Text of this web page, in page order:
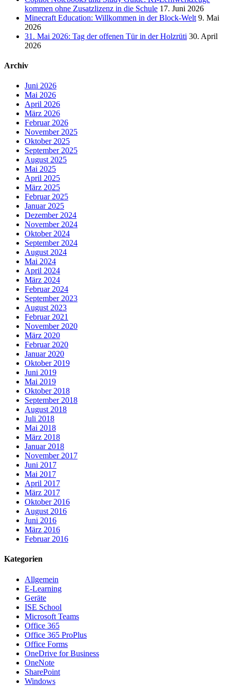
kommen ohne Zusatzlizenz in die Schule 17. Juni 2026
Minecraft Education: Willkommen in der Block-Welt 9. Mai
2026
31. Mai 2026: Tag der offenen Tür in der Holzrüti 30. April
2026
Archiv
Juni 2026
Mai 2026
April 2026
März 2026
Februar 2026
November 2025
Oktober 2025
September 2025
August 2025
Mai 2025
April 2025
März 2025
Februar 2025
Januar 2025
Dezember 2024
November 2024
Oktober 2024
September 2024
August 2024
Mai 2024
April 2024
März 2024
Februar 2024
September 2023
August 2023
Februar 2021
November 2020
März 2020
Februar 2020
Januar 2020
Oktober 2019
Juni 2019
Mai 2019
Oktober 2018
September 2018
August 2018
Juli 2018
Mai 2018
März 2018
Januar 2018
November 2017
Juni 2017
Mai 2017
April 2017
März 2017
Oktober 2016
August 2016
Juni 2016
März 2016
Februar 2016
Kategorien
Allgemein
E-Learning
Geräte
ISE School
Microsoft Teams
Office 365
Office 365 ProPlus
Office Forms
OneDrive for Business
OneNote
SharePoint
Windows